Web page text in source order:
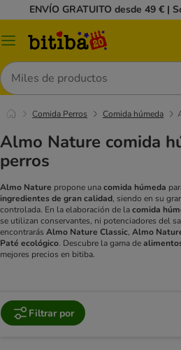
ENVÍO GRATUITO desde 49 € |
Menú
Buscar
Comida Perros Comida húmeda
Almo Nature comida
perros
Almo Nature propone unacomida húmeda
ingredientes de gran calidad, siendo en su
controlada. En la elaboración de lacomida
se utilizan conservantes, ni potenciadores del
encontrarás Almo Nature Classic, Almo
Paté ecológico. Descubre la gama de
mejores precios en bitiba.
Filtrar por